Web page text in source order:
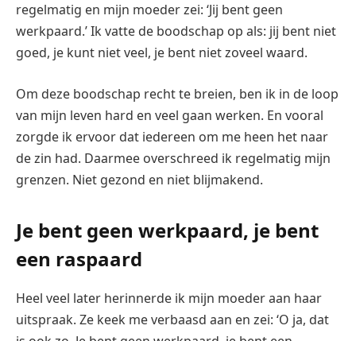
regelmatig en mijn moeder zei: ‘Jij bent geen
werkpaard.’ Ik vatte de boodschap op als: jij bent niet
goed, je kunt niet veel, je bent niet zoveel waard.
Om deze boodschap recht te breien, ben ik in de loop
van mijn leven hard en veel gaan werken. En vooral
zorgde ik ervoor dat iedereen om me heen het naar
de zin had. Daarmee overschreed ik regelmatig mijn
grenzen. Niet gezond en niet blijmakend.
Je bent geen werkpaard, je bent
een raspaard
Heel veel later herinnerde ik mijn moeder aan haar
uitspraak. Ze keek me verbaasd aan en zei: ‘O ja, dat